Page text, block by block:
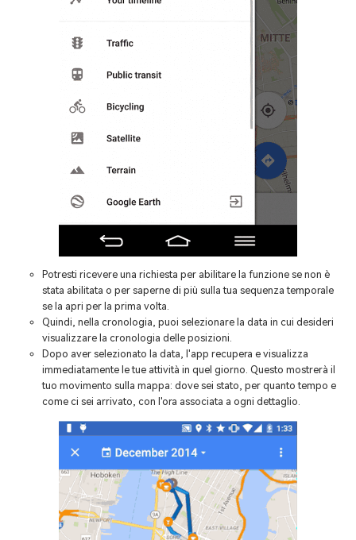
Potresti ricevere una richiesta per abilitare la funzione se non è
stata abilitata o per saperne di più sulla tua sequenza temporale
se la apri per la prima volta.
Quindi, nella cronologia, puoi selezionare la data in cui desideri
visualizzare la cronologia delle posizioni.
Dopo aver selezionato la data, l'app recupera e visualizza
immediatamente le tue attività in quel giorno. Questo mostrerà il
tuo movimento sulla mappa: dove sei stato, per quanto tempo e
come ci sei arrivato, con l'ora associata a ogni dettaglio.